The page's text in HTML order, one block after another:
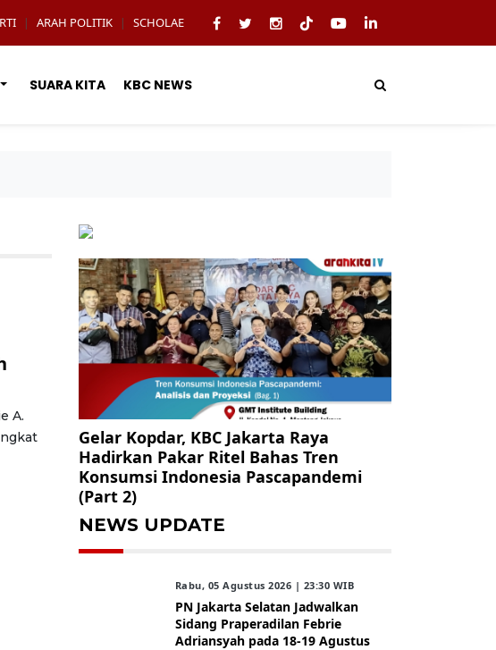
| ARAH POLITIK | SCHOLAE
SUARA KITA KBC NEWS
A.
Gelar Kopdar, KBC Jakarta Raya
Hadirkan Pakar Ritel Bahas Tren
Konsumsi Indonesia Pascapandemi
(Part 2)
NEWS UPDATE
Rabu, 05 Agustus 2026 | 23:30 WIB
PN Jakarta Selatan Jadwalkan
Sidang Praperadilan Febrie
Adriansyah pada 18-19 Agustus